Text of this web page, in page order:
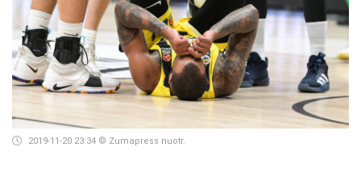
2019-11-20 23:34 © Zumapress nuotr.